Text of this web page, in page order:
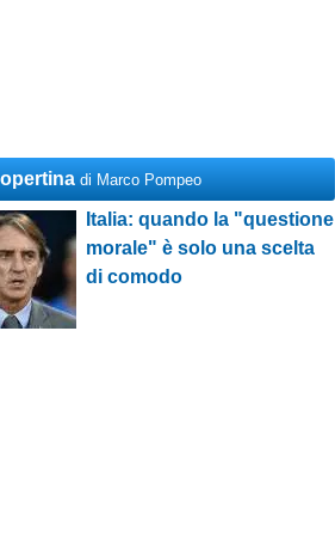
di Marco Pompeo
Italia: quando la "questione
morale" è solo una scelta
di comodo